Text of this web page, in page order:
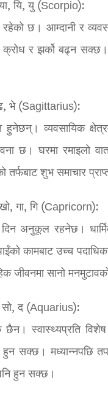
यि, यु (Scorpio):
रहेको छ। आम्दानी र
क्रोध र झर्को बढ्न
भे (Sagittarius):
हुनेछन्। व्यवसायिक
छ। घरमा
शुभ समाचार
गा, गि (Capricorn):
अनुकूल रहनेछ।
कामबाट उच्च
जीवनमा सानो
सो, द (Aquarius):
स्वास्थ्यप्रति
मध्यान्नपछि
हुन सक्छ।